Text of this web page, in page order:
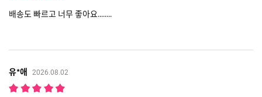
배송도 빠르고 너무 좋아요........
유*애 2026.08.02